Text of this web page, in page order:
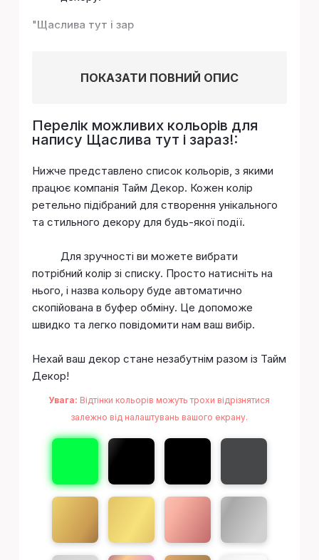
"Щаслива тут і зар
ПОКАЗАТИ ПОВНИЙ ОПИС
Перелік можливих кольорів для
напису Щаслива тут і зараз!:
Нижче представлено список кольорів, з якими
працює компанія Тайм Декор. Кожен колір
ретельно підібраний для створення унікального
та стильного декору для будь-якої події.
Для зручності ви можете вибрати
потрібний колір зі списку. Просто натисніть на
нього, і назва кольору буде автоматично
скопійована в буфер обміну. Це допоможе
швидко та легко повідомити нам ваш вибір.
Нехай ваш декор стане незабутнім разом із Тайм
Декор!
Увага: Відтінки кольорів можуть трохи відрізнятися
залежно від налаштувань вашого екрану.